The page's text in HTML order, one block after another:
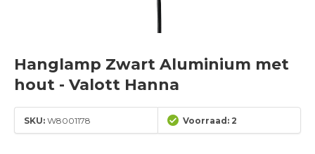
Hanglamp Zwart Aluminium met
hout - Valott Hanna
SKU: W8001178 Voorraad: 2